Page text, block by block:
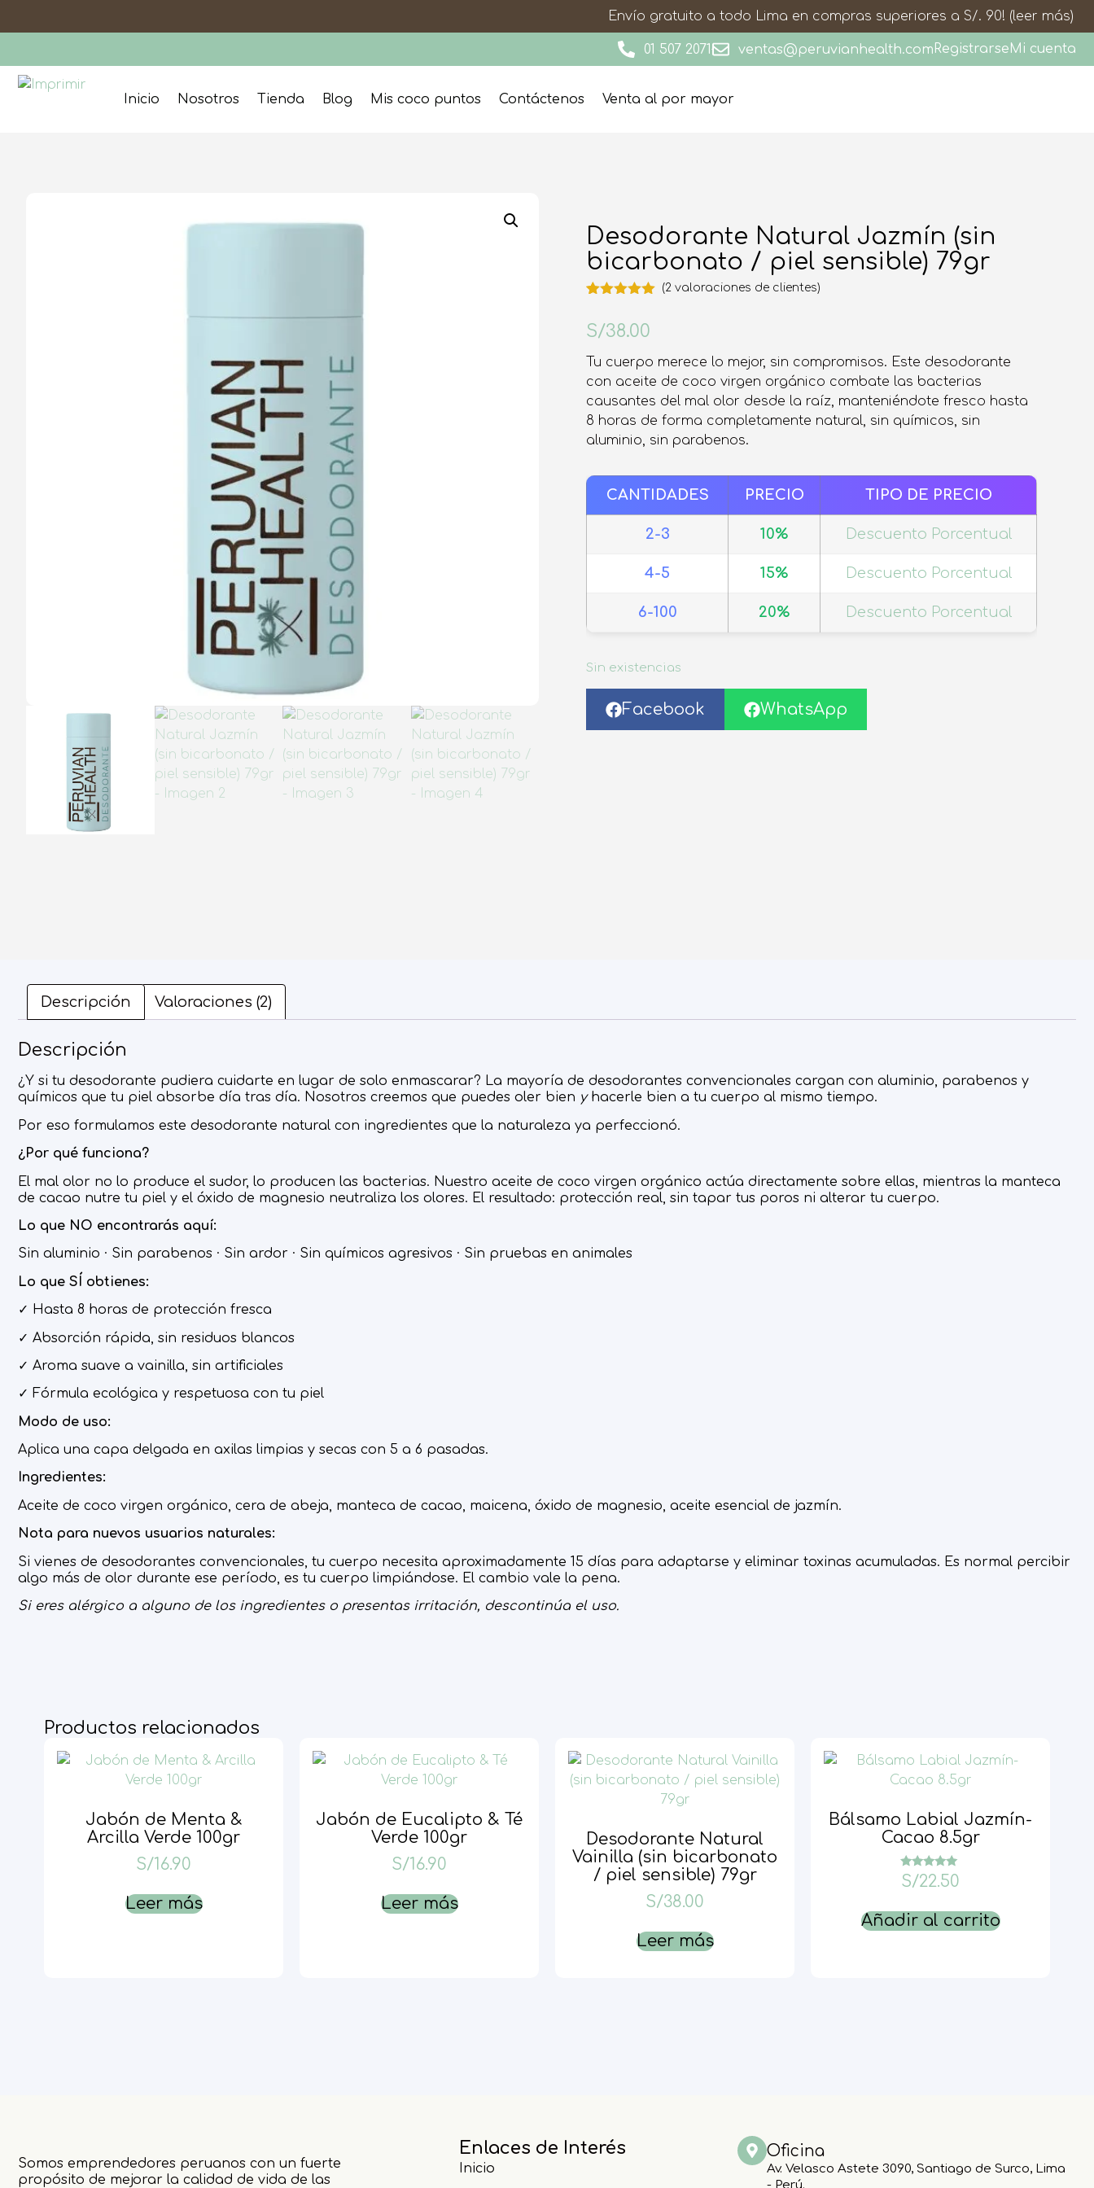
Envío gratuito a todo Lima en compras superiores a S/. 90! (leer más)
Registrarse Mi cuenta
01 507 2071 ventas@peruvianhealth.com
Inicio Nosotros Tienda Blog Mis coco puntos Contáctenos Venta al por mayor
Desodorante Natural Jazmín (sin
bicarbonato / piel sensible) 79gr
5 en base
valoraciones
de clientes
(2 valoraciones de clientes)
S/38.00
Tu cuerpo merece lo mejor, sin compromisos. Este desodorante
con aceite de coco virgen orgánico combate las bacterias
causantes del mal olor desde la raíz, manteniéndote fresco hasta
8 horas de forma completamente natural, sin químicos, sin
aluminio, sin parabenos.
CANTIDADES PRECIO TIPO DE PRECIO
2-3 10% Descuento Porcentual
4-5 15% Descuento Porcentual
6-100 20% Descuento Porcentual
Sin existencias
Facebook WhatsApp
Descripción Valoraciones (2)
Descripción
¿Y si tu desodorante pudiera cuidarte en lugar de solo enmascarar? La mayoría de desodorantes convencionales cargan con aluminio, parabenos y
químicos que tu piel absorbe día tras día. Nosotros creemos que puedes oler bien yhacerle bien a tu cuerpo al mismo tiempo.
Por eso formulamos este desodorante natural con ingredientes que la naturaleza ya perfeccionó.
¿Por qué funciona?
El mal olor no lo produce el sudor, lo producen las bacterias. Nuestro aceite de coco virgen orgánico actúa directamente sobre ellas, mientras la manteca
de cacao nutre tu piel y el óxido de magnesio neutraliza los olores. El resultado: protección real, sin tapar tus poros ni alterar tu cuerpo.
Lo que NO encontrarás aquí:
Sin aluminio · Sin parabenos · Sin ardor · Sin químicos agresivos · Sin pruebas en animales
Lo que SÍ obtienes:
✓ Hasta 8 horas de protección fresca
✓ Absorción rápida, sin residuos blancos
✓ Aroma suave a vainilla, sin artificiales
✓ Fórmula ecológica y respetuosa con tu piel
Modo de uso:
Aplica una capa delgada en axilas limpias y secas con 5 a 6 pasadas.
Ingredientes:
Aceite de coco virgen orgánico, cera de abeja, manteca de cacao, maicena, óxido de magnesio, aceite esencial de jazmín.
Nota para nuevos usuarios naturales:
Si vienes de desodorantes convencionales, tu cuerpo necesita aproximadamente 15 días para adaptarse y eliminar toxinas acumuladas. Es normal percibir
algo más de olor durante ese período, es tu cuerpo limpiándose. El cambio vale la pena.
Si eres alérgico a alguno de los ingredientes o presentas irritación, descontinúa el uso.
Productos relacionados
Jabón de Menta &
Arcilla Verde 100gr
S/16.90
Leer más
Jabón de Eucalipto & Té
Verde 100gr
S/16.90
Leer más
Desodorante Natural
Vainilla (sin bicarbonato
/ piel sensible) 79gr
S/38.00
Leer más
Bálsamo Labial Jazmín-
Cacao 8.5gr
Valorado
con
de 5
S/22.50
Añadir al carrito
Somos emprendedores peruanos con un fuerte
propósito de mejorar la calidad de vida de las
Enlaces de Interés
Inicio
Oficina
Av. Velasco Astete 3090, Santiago de Surco, Lima